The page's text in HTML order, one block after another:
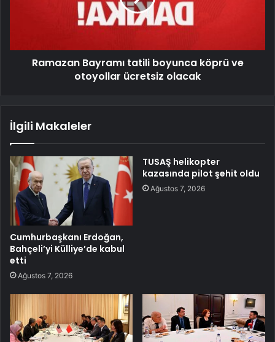
Ramazan Bayramı tatili boyunca köprü ve
otoyollar ücretsiz olacak
İlgili Makaleler
Cumhurbaşkanı Erdoğan,
Bahçeli’yi Külliye’de kabul
etti
Ağustos 7, 2026
TUSAŞ helikopter
kazasında pilot şehit oldu
Ağustos 7, 2026